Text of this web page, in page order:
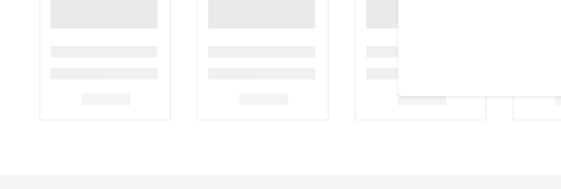
Hæv dig over systemkrige med en kompakt USB-C dongle til at skifte
understøtter PlayStation, PC, Switch, Meta Quest, håndholdte